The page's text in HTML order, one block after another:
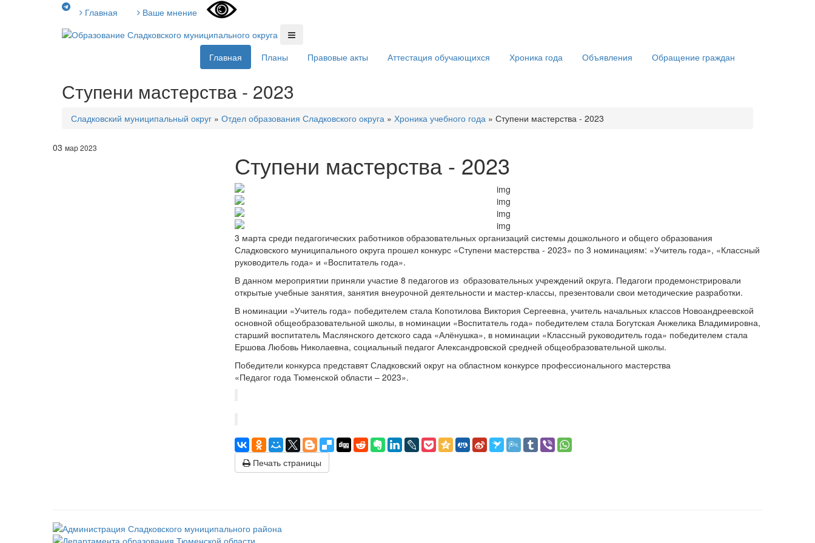
Главная Ваше мнение
Главная Планы Правовые акты Аттестация обучающихся Хроника года Объявления Обращение граждан
Ступени мастерства - 2023
Сладковский муниципальный округ » Отдел образования Сладковского округа » Хроника учебного года » Ступени мастерства - 2023
03 мар 2023
Ступени мастерства - 2023
3 марта среди педагогических работников образовательных организаций системы дошкольного и общего образования
Сладковского муниципального округа прошел конкурс «Ступени мастерства - 2023» по 3 номинациям: «Учитель года», «Классный
руководитель года» и «Воспитатель года».
В данном мероприятии приняли участие 8 педагогов из образовательных учреждений округа. Педагоги продемонстрировали
открытые учебные занятия, занятия внеурочной деятельности и мастер-классы, презентовали свои методические разработки.
В номинации «Учитель года» победителем стала Копотилова Виктория Сергеевна, учитель начальных классов Новоандреевской
основной общеобразовательной школы, в номинации «Воспитатель года» победителем стала Богутская Анжелика Владимировна,
старший воспитатель Маслянского детского сада «Алёнушка», в номинации «Классный руководитель года» победителем стала
Ершова Любовь Николаевна, социальный педагог Александровской средней общеобразовательной школы.
Победители конкурса представят Сладковский округ на областном конкурсе профессионального мастерства
«Педагог года Тюменской области – 2023».
Печать страницы